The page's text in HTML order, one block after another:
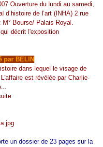
Ouverture du lundi au samedi,
d’histoire de l’art (INHA) 2 rue
Bourse/ Palais Royal.
décrit l'exposition
par BELIN
dans lequel le visage de
est révélée par Charlie-
un dossier de 23 pages sur la